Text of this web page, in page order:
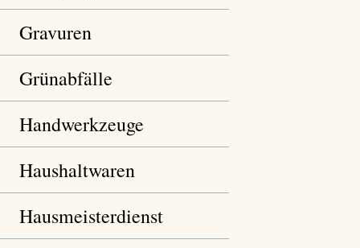
Gravuren
Grünabfälle
Handwerkzeuge
Haushaltwaren
Hausmeisterdienst